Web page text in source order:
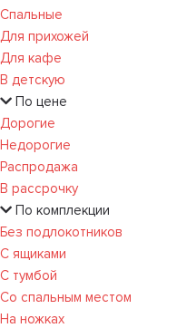
Спальные
Для прихожей
Для кафе
В детскую
По цене
Дорогие
Недорогие
Распродажа
В рассрочку
По комплекции
Без подлокотников
С ящиками
С тумбой
Со спальным местом
На ножках